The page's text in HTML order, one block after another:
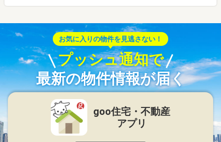
お気に入りの物件を見逃さない！
プッシュ通知で
最新の物件情報が届く
goo住宅・不動産
アプリ